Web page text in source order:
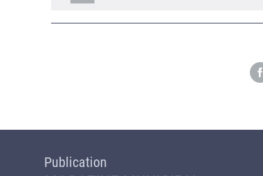
Publication